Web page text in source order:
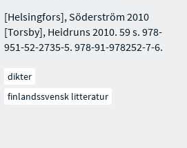
[Helsingfors], Söderström 2010
[Torsby], Heidruns 2010. 59 s. 978-
951-52-2735-5. 978-91-978252-7-6.
dikter
finlandssvensk litteratur